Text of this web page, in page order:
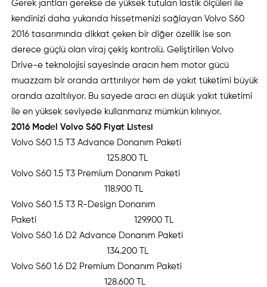
Gerek jantları gerekse de yüksek tutulan lastik ölçüleri ile
kendinizi daha yukarıda hissetmenizi sağlayan Volvo S60
2016 tasarımında dikkat çeken bir diğer özellik ise son
derece güçlü olan viraj çekiş kontrolü. Geliştirilen Volvo
Drive-e teknolojisi sayesinde aracın hem motor gücü
muazzam bir oranda arttırılıyor hem de yakıt tüketimi büyük
oranda azaltılıyor. Bu sayede aracı en düşük yakıt tüketimi
ile en yüksek seviyede kullanmanız mümkün kılınıyor.
2016 Model Volvo S60 Fiyat Listesi
Volvo S60 1.5 T3 Advance Donanım Paketi
125.800 TL
Volvo S60 1.5 T3 Premium Donanım Paketi
118.900 TL
Volvo S60 1.5 T3 R-Design Donanım
Paketi 129.900 TL
Volvo S60 1.6 D2 Advance Donanım Paketi
134.200 TL
Volvo S60 1.6 D2 Premium Donanım Paketi
128.600 TL